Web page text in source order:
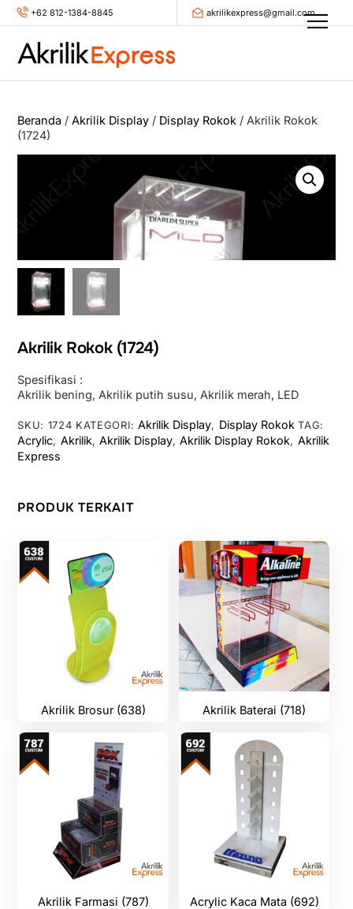
Skip
+62 812-1384-8845 akrilikexpress@gmail.com
Beranda /Akrilik Display / Display Rokok / Akrilik Rokok
(1724)
Akrilik Rokok (1724)
Spesifikasi :
Akrilik bening, Akrilik putih susu, Akrilik merah, LED
SKU: 1724 KATEGORI:Akrilik Display, Display Rokok TAG:
Acrylic, Akrilik,Akrilik Display,Akrilik Display Rokok, Akrilik
Express
PRODUK TERKAIT
Akrilik Brosur (638) Akrilik Baterai (718)
Akrilik Farmasi (787) Acrylic Kaca Mata (692)